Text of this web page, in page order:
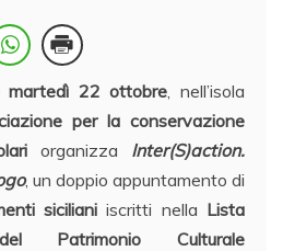
martedì 22 ottobre, nell’isola
per la conservazione
organizza Inter(S)action.
, un doppio appuntamento di
siciliani iscritti nella Lista
Patrimonio Culturale